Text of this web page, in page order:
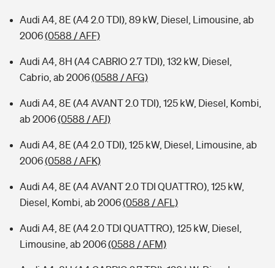
Audi A4, 8E (A4 2.0 TDI), 89 kW, Diesel, Limousine, ab
2006(0588 / AFF)
Audi A4, 8H (A4 CABRIO 2.7 TDI), 132 kW, Diesel,
Cabrio, ab 2006(0588 / AFG)
Audi A4, 8E (A4 AVANT 2.0 TDI), 125 kW, Diesel, Kombi,
ab 2006(0588 / AFJ)
Audi A4, 8E (A4 2.0 TDI), 125 kW, Diesel, Limousine, ab
2006(0588 / AFK)
Audi A4, 8E (A4 AVANT 2.0 TDI QUATTRO), 125 kW,
Diesel, Kombi, ab 2006(0588 / AFL)
Audi A4, 8E (A4 2.0 TDI QUATTRO), 125 kW, Diesel,
Limousine, ab 2006(0588 / AFM)